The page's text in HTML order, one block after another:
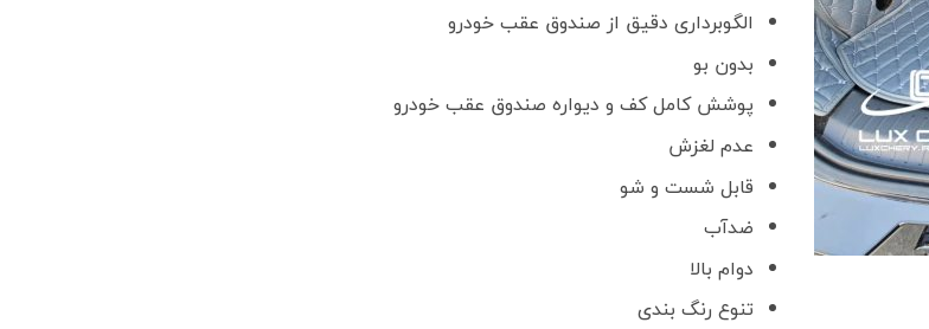
الگوبرداری دقیق از صندوق عقب خودرو
بدون بو
پوشش کامل کف و دیواره صندوق عقب خودرو
عدم لغزش
قابل شست و شو
ضدآب
دوام بالا
تنوع رنگ بندی